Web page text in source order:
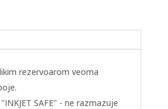
rezervoarom veoma
SAFE" - ne razmazuje